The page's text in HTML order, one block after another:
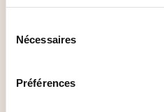
Nécessaires
Préférences
QUELLES
À SAVOIR ?